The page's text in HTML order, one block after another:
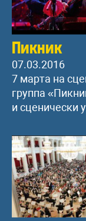
Пикник
07.03.2016
7 марта на
группа
и сценически